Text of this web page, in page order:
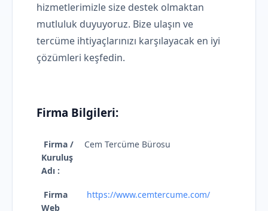
hizmetlerimizle size destek olmaktan
mutluluk duyuyoruz. Bize ulaşın ve
tercüme ihtiyaçlarınızı karşılayacak en iyi
çözümleri keşfedin.
Firma Bilgileri:
Firma /
Kuruluş
Adı :
Cem Tercüme Bürosu
Firma
Web
https://www.cemtercume.com/